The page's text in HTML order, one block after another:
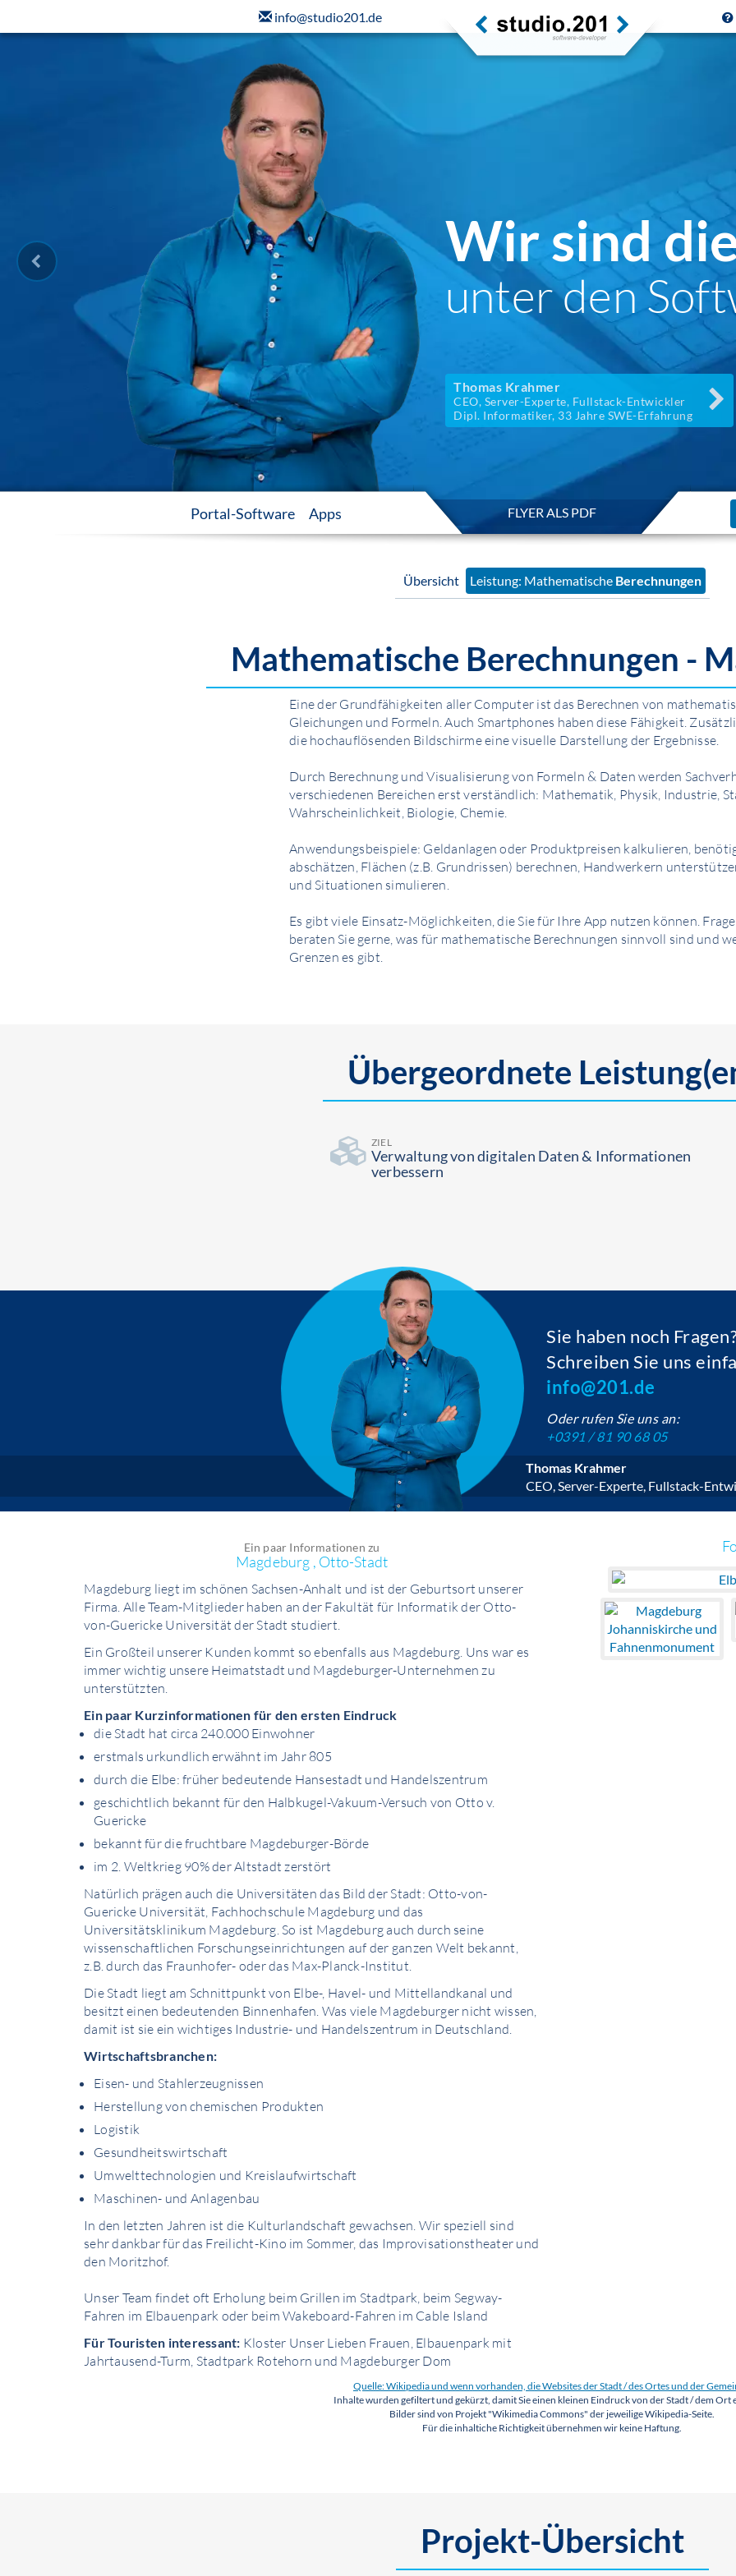
Wir sind
unter den
Thomas Krahmer
CEO, Server-Experte, Fullstack-Entwickler
Dipl. Informatiker, 33 Jahre SWE-Erfahrung
Portal-Software Apps FLYER ALS PDF
info@studio201.de
Übersicht Leistung: Mathematische Berechnungen
Mathematische Berechnungen -
Eine der Grundfähigkeiten aller Computer ist das Berechnen von
Gleichungen und Formeln. Auch Smartphones haben diese Fähigkeit.
die hochauflösenden Bildschirme eine visuelle Darstellung der Ergebnisse.
Durch Berechnung und Visualisierung von Formeln & Daten werden
verschiedenen Bereichen erst verständlich: Mathematik, Physik, Industrie,
Wahrscheinlichkeit, Biologie, Chemie.
Anwendungsbeispiele: Geldanlagen oder Produktpreisen kalkulieren,
abschätzen, Flächen (z.B. Grundrissen) berechnen, Handwerkern
und Situationen simulieren.
Es gibt viele Einsatz-Möglichkeiten, die Sie für Ihre App nutzen können.
beraten Sie gerne, was für mathematische Berechnungen sinnvoll sind und
Grenzen es gibt.
Übergeordnete
ZIEL
Ver­waltung von digitalen Daten & Infor­mationen
verbessern
Thomas Krahmer
CEO, Server-Experte, Fullstack-
Sie haben noch
Schreiben Sie uns
info@201.de
Oder rufen Sie uns an:
+0391 / 81 90 68 05
Ein paar Informationen zu
Magdeburg , Otto-Stadt
Magdeburg liegt im schönen Sachsen-Anhalt und ist der Geburtsort unserer
Firma. Alle Team-Mitglieder haben an der Fakultät für Informatik der Otto-
von-Guericke Universität der Stadt studiert.
Ein Großteil unserer Kunden kommt so ebenfalls aus Magdeburg. Uns war es
immer wichtig unsere Heimatstadt und Magdeburger-Unternehmen zu
unterstützten.
Ein paar Kurzinformationen für den ersten Eindruck
die Stadt hat circa 240.000 Einwohner
erstmals urkundlich erwähnt im Jahr 805
durch die Elbe: früher bedeutende Hansestadt und Handelszentrum
geschichtlich bekannt für den Halbkugel-Vakuum-Versuch von Otto v.
Guericke
bekannt für die fruchtbare Magdeburger-Börde
im 2. Weltkrieg 90% der Altstadt zerstört
Natürlich prägen auch die Universitäten das Bild der Stadt: Otto-von-
Guericke Universität, Fachhochschule Magdeburg und das
Universitätsklinikum Magdeburg. So ist Magdeburg auch durch seine
wissenschaftlichen Forschungseinrichtungen auf der ganzen Welt bekannt,
z.B. durch das Fraunhofer- oder das Max-Planck-Institut.
Die Stadt liegt am Schnittpunkt von Elbe-, Havel- und Mittellandkanal und
besitzt einen bedeutenden Binnenhafen. Was viele Magdeburger nicht wissen,
damit ist sie ein wichtiges Industrie- und Handelszentrum in Deutschland.
Wirtschaftsbranchen:
Eisen- und Stahlerzeugnissen
Herstellung von chemischen Produkten
Logistik
Gesundheitswirtschaft
Umwelttechnologien und Kreislaufwirtschaft
Maschinen- und Anlagenbau
In den letzten Jahren ist die Kulturlandschaft gewachsen. Wir speziell sind
sehr dankbar für das Freilicht-Kino im Sommer, das Improvisationstheater und
den Moritzhof.
Unser Team findet oft Erholung beim Grillen im Stadtpark, beim Segway-
Fahren im Elbauenpark oder beim Wakeboard-Fahren im Cable Island
Für Touristen interessant: Kloster Unser Lieben Frauen, Elbauenpark mit
Jahrtausend-Turm, Stadtpark Rotehorn und Magdeburger Dom
Quelle: Wikipedia und wenn vorhanden, die Websites der Stadt / des Ortes und der
Inhalte wurden gefiltert und gekürzt, damit Sie einen kleinen Eindruck von der Stadt / dem Ort
Bilder sind von Projekt "Wikimedia Commons" der jeweilige Wikipedia-Seite.
Für die inhaltiche Richtigkeit übernehmen wir keine Haftung.
Projekt-Übersicht